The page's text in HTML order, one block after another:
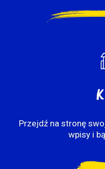
Przejdź na stronę
wpisy i